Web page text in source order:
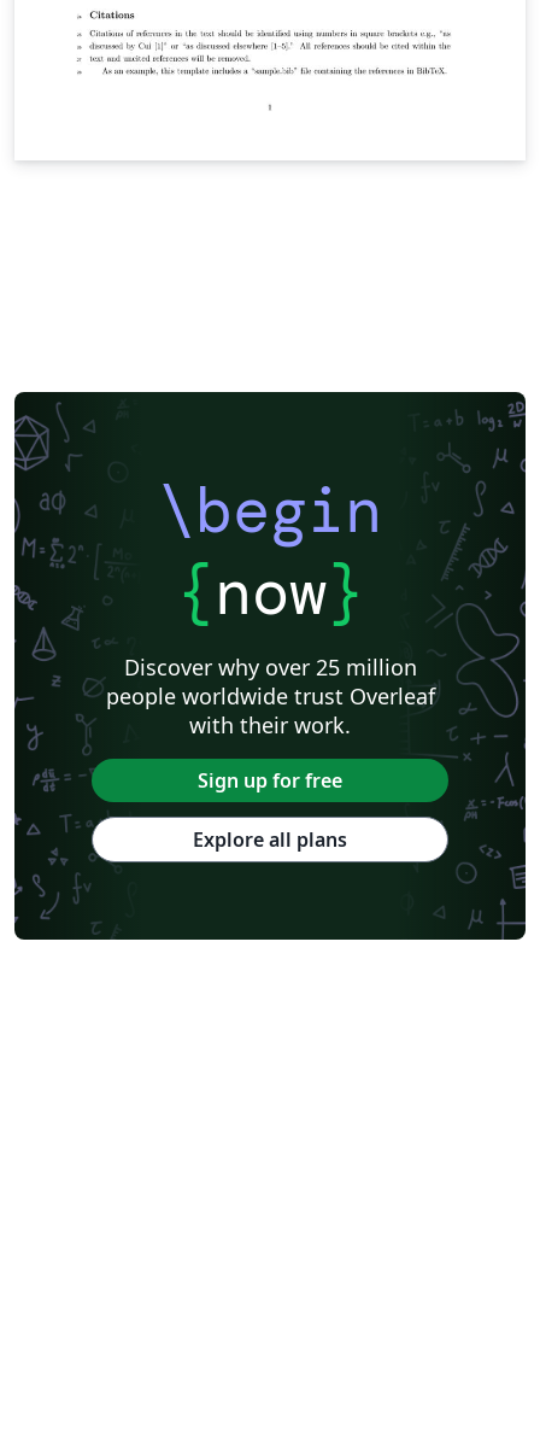
\begin
{now}
Discover why over 25 million
people worldwide trust Overleaf
with their work.
Sign up for free
Explore all plans